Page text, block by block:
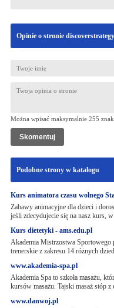
Opinie o stronie
Można wpisać maksymalnie 255
Podobne strony w katalogu
Kurs animatora czasu wolnego
Zabawy animacyjne dla dzieci i
jeśli zdecydujecie się na nasz kurs,
Kurs dietetyki - ams.edu.pl
Akademia Mistrzostwa Sportowego
trenerskie z zakresu 14 różnych
www.akademia-spa.pl
Akademia Spa to szkoła masażu,
kursów masażu. Tajski masaż stóp
www.danwoj.pl